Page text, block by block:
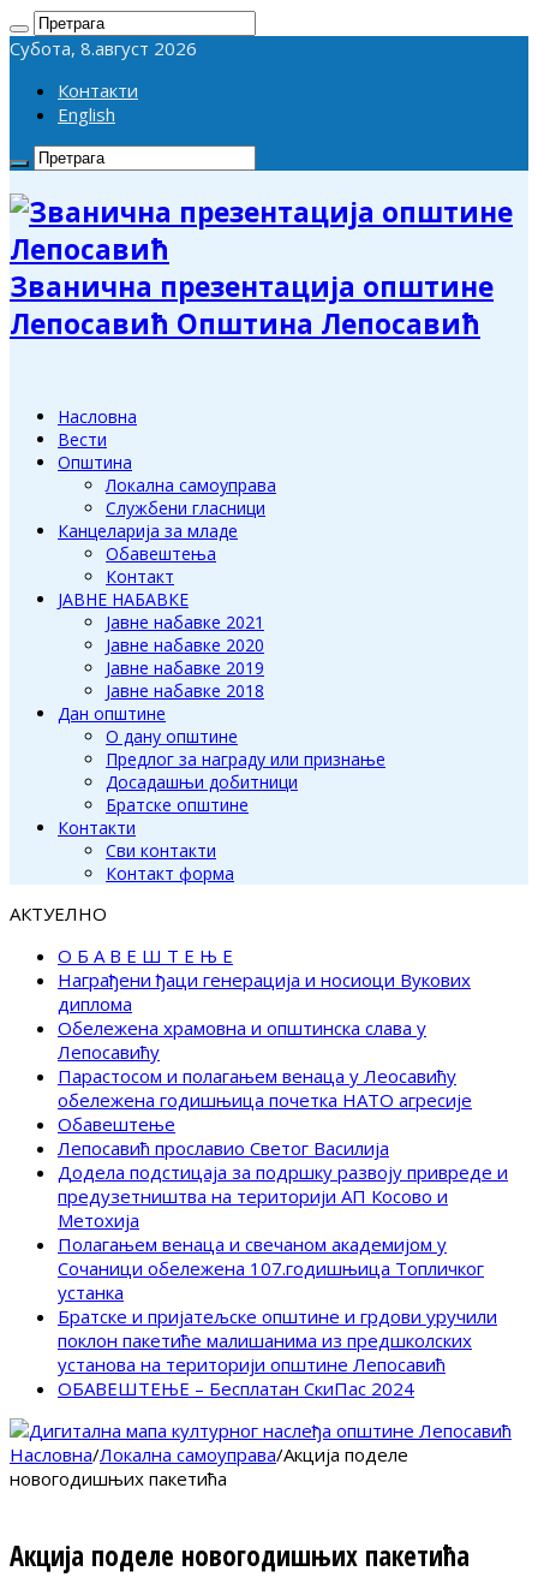
Субота, 8.август 2026
Контакти
English
Званична презентација општине
Лепосавић Општина Лепосавић
Насловна
Вести
Општина
Локална самоуправа
Службени гласници
Канцеларија за младе
Обавештења
Контакт
ЈАВНЕ НАБАВКЕ
Јавне набавке 2021
Јавне набавке 2020
Јавне набавке 2019
Јавне набавке 2018
Дан општине
О дану општине
Предлог за награду или признање
Досадашњи добитници
Братске општине
Контакти
Сви контакти
Контакт форма
АКТУЕЛНО
О Б А В Е Ш Т Е Њ Е
Награђени ђаци генерација и носиоци Вукових
диплома
Обележена храмовна и општинска слава у
Лепосавићу
Парастосом и полагањем венаца у Леосавићу
обележена годишњица почетка НАТО агресије
Обавештење
Лепосавић прославио Светог Василија
Додела подстицаја за подршку развоју привреде и
предузетништва на територији АП Косово и
Метохија
Полагањем венаца и свечаном академијом у
Сочаници обележена 107.годишњица Топличког
устанка
Братске и пријатељске општине и грдови уручили
поклон пакетиће малишанима из предшколских
установа на територији општине Лепосавић
ОБАВЕШТЕЊЕ – Бесплатан СкиПас 2024
Насловна/Локална самоуправа/Aкција поделе
новогодишњих пакетића
Aкција поделе новогодишњих пакетића